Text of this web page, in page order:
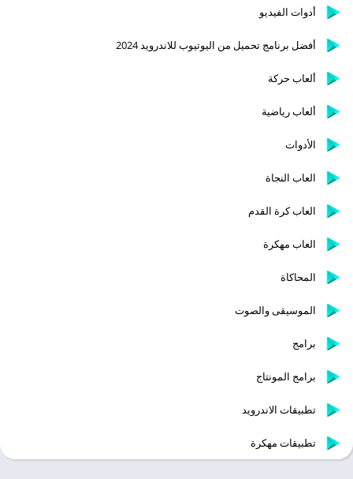
أدوات الفيديو
أفضل برنامج تحميل من اليوتيوب للاندرويد 2024
ألعاب حركة
ألعاب رياضية
الأدوات
العاب النجاة
العاب كرة القدم
العاب مهكرة
المحاكاة
الموسيقى والصوت
برامج
برامج المونتاج
تطبيقات الاندرويد
تطبيقات مهكرة